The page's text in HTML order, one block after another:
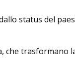
status del
che trasformano